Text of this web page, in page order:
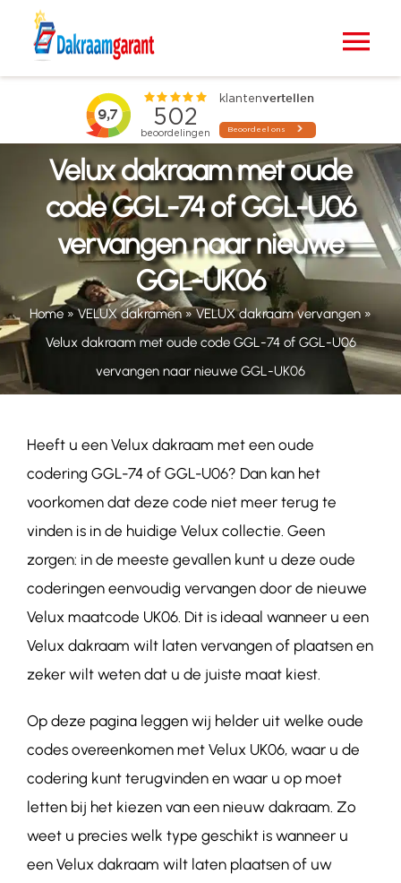
VELUX dakramen
Raamdecoratie
Projecten
Blogs
Contact
Velux dakraam met oude
code GGL-74 of GGL-U06
vervangen naar nieuwe
GGL-UK06
Home »VELUX dakramen»VELUX dakraam vervangen»
Velux dakraam met oude code GGL-74 of GGL-U06
vervangen naar nieuwe GGL-UK06
Heeft u een Velux dakraam met een oude
codering GGL-74 of GGL-U06? Dan kan het
voorkomen dat deze code niet meer terug te
vinden is in de huidige Velux collectie. Geen
zorgen: in de meeste gevallen kunt u deze oude
coderingen eenvoudig vervangen door de nieuwe
Velux maatcode UK06. Dit is ideaal wanneer u een
Velux dakraam wilt laten vervangen of plaatsen en
zeker wilt weten dat u de juiste maat kiest.
Op deze pagina leggen wij helder uit welke oude
codes overeenkomen met Velux UK06, waar u de
codering kunt terugvinden en waar u op moet
letten bij het kiezen van een nieuw dakraam. Zo
weet u precies welk type geschikt is wanneer u
een Velux dakraam wilt laten plaatsen of uw